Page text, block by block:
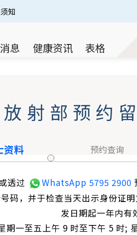
知
息 健康资讯 表格
放射部预约
资料 预约查询
透过 WhatsApp 5795 2900
码，并于检查当天出示身份证
发日期起一年内有
期一至五上午 9 时至下午 5 时;